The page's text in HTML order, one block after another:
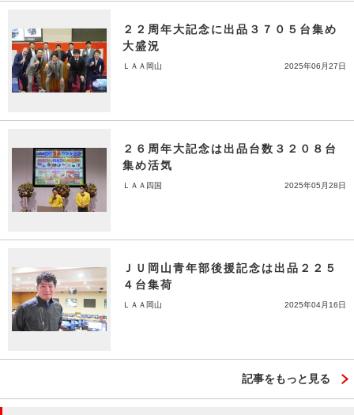
２２周年大記念に出品３７０５台集め
大盛況
ＬＡＡ岡山 2025年06月27日
２６周年大記念は出品台数３２０８台
集め活気
ＬＡＡ四国 2025年05月28日
ＪＵ岡山青年部後援記念は出品２２５
４台集荷
ＬＡＡ岡山 2025年04月16日
記事をもっと見る